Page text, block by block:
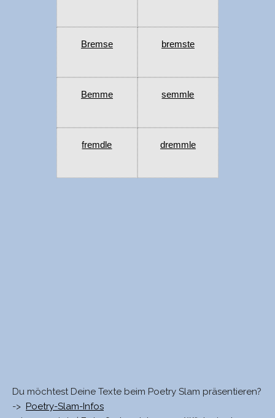
Bremse bremste
Bemme semmle
fremdle dremmle
Du möchtest Deine Texte beim Poetry Slam präsentieren?
-> Poetry-Slam-Infos